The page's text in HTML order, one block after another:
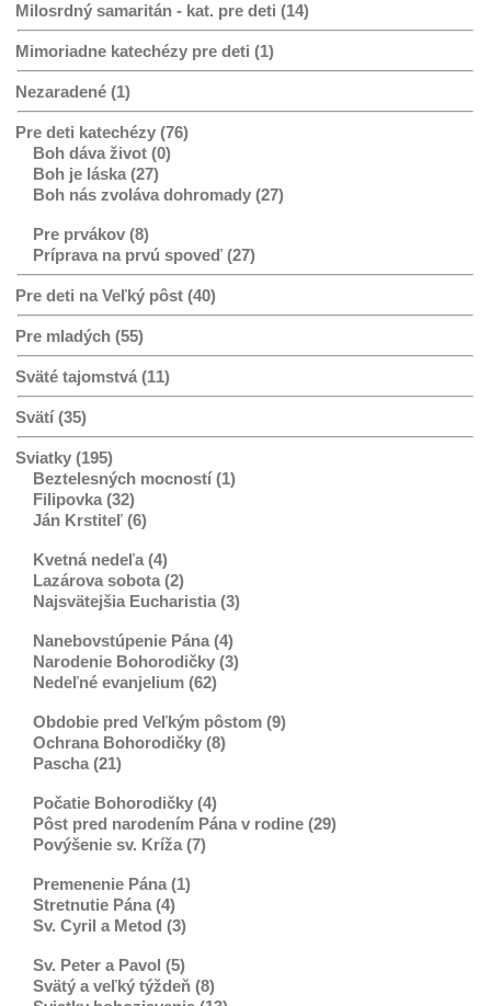
Milosrdný samaritán - kat. pre deti (14)
Mimoriadne katechézy pre deti (1)
Nezaradené (1)
Pre deti katechézy (76)
Boh dáva život (0)
Boh je láska (27)
Boh nás zvoláva dohromady (27)
Pre prvákov (8)
Príprava na prvú spoveď (27)
Pre deti na Veľký pôst (40)
Pre mladých (55)
Sväté tajomstvá (11)
Svätí (35)
Sviatky (195)
Beztelesných mocností (1)
Filipovka (32)
Ján Krstiteľ (6)
Kvetná nedeľa (4)
Lazárova sobota (2)
Najsvätejšia Eucharistia (3)
Nanebovstúpenie Pána (4)
Narodenie Bohorodičky (3)
Nedeľné evanjelium (62)
Obdobie pred Veľkým pôstom (9)
Ochrana Bohorodičky (8)
Pascha (21)
Počatie Bohorodičky (4)
Pôst pred narodením Pána v rodine (29)
Povýšenie sv. Kríža (7)
Premenenie Pána (1)
Stretnutie Pána (4)
Sv. Cyril a Metod (3)
Sv. Peter a Pavol (5)
Svätý a veľký týždeň (8)